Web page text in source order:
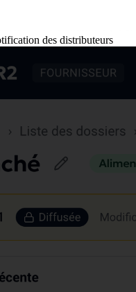
des distributeurs